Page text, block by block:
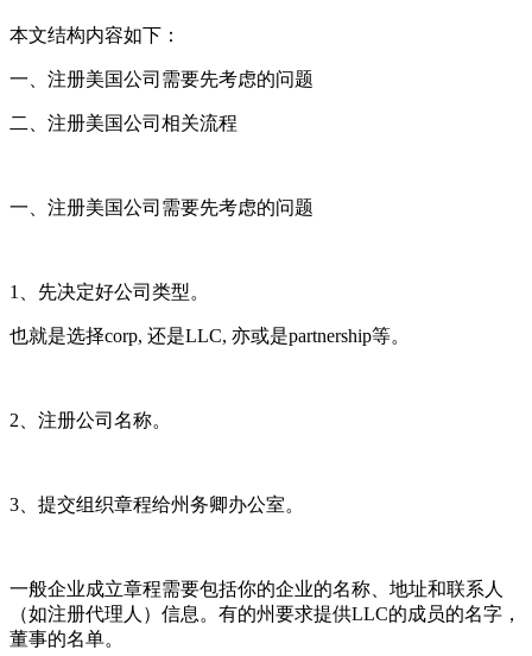
本文结构内容如下：
一、注册美国公司需要先考虑的问题
二、注册美国公司相关流程
一、注册美国公司需要先考虑的问题
1、先决定好公司类型。
也就是选择corp, 还是LLC, 亦或是partnership等。
2、注册公司名称。
3、提交组织章程给州务卿办公室。
一般企业成立章程需要包括你的企业的名称、地址和联系人
（如注册代理人）信息。有的州要求提供LLC的成员的名字，
董事的名单。